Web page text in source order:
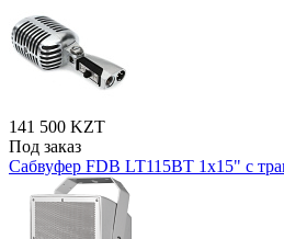
141 500 KZT
Под заказ
Сабвуфер FDB LT115BT 1x15" с